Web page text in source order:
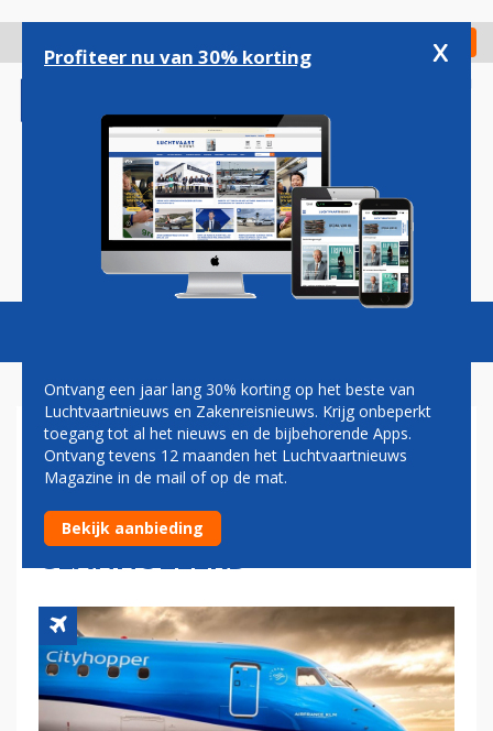
gaan
Check in
Magazine Podcasts Vacatures
STORM CONALL ZORGT VOOR
OVERLAST OP SCHIPHOL:
TIENTALLEN VLUCHTEN
GEANNULEERD
Profiteer nu van 30% korting x
Ontvang een jaar lang 30% korting op het beste van
Luchtvaartnieuws en Zakenreisnieuws. Krijg onbeperkt
toegang tot al het nieuws en de bijbehorende Apps.
Ontvang tevens 12 maanden het Luchtvaartnieuws
Magazine in de mail of op de mat.
Bekijk aanbieding